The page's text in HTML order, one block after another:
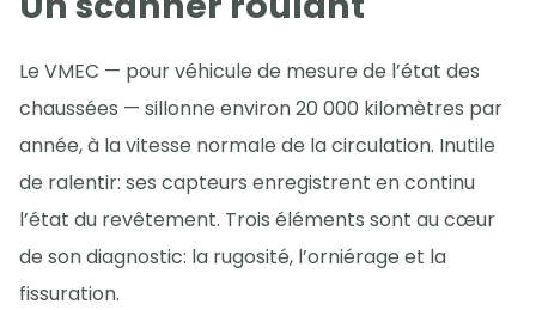
Le VMEC — pour véhicule de mesure de l’état des
chaussées — sillonne environ 20 000 kilomètres par
année, à la vitesse normale de la circulation. Inutile
de ralentir: ses capteurs enregistrent en continu
l’état du revêtement. Trois éléments sont au cœur
de son diagnostic: la rugosité, l’orniérage et la
fissuration.